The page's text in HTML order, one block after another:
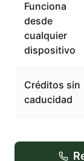
Funciona
desde
cualquier
dispositivo
Créditos sin
caducidad